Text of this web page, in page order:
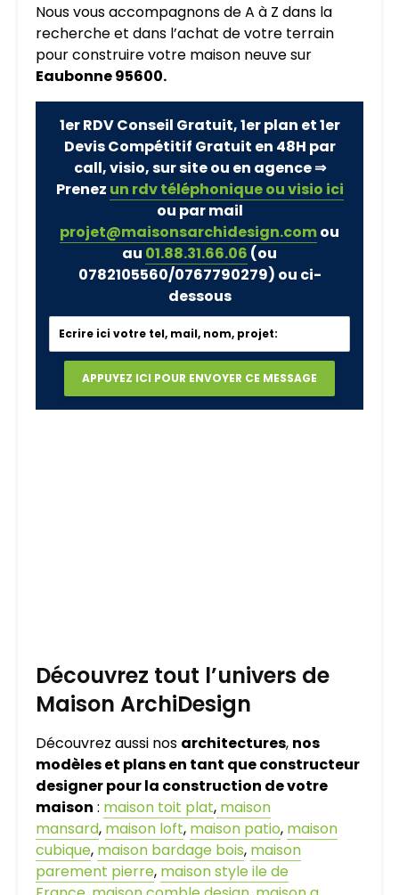
Nous vous accompagnons de A à Z dans la
recherche et dans l’achat de votre terrain
pour construire votre maison neuve sur
Eaubonne 95600.
1er RDV Conseil Gratuit, 1er plan et 1er
Devis Compétitif Gratuit en 48H par
call, visio, sur site ou en agence ⇒
Prenez un rdv téléphonique ou visio ici
ou par mail
projet@maisonsarchidesign.comou
au 01.88.31.66.06 (ou
0782105560/0767790279) ou ci-
dessous
Découvrez tout l’univers de
Maison ArchiDesign
Découvrez aussi nos architectures, nos
modèles et plans en tant que constructeur
designer pour la construction de votre
maison : maison toit plat, maison
mansard, maison loft, maison patio, maison
cubique, maison bardage bois, maison
parement pierre, maison style ile de